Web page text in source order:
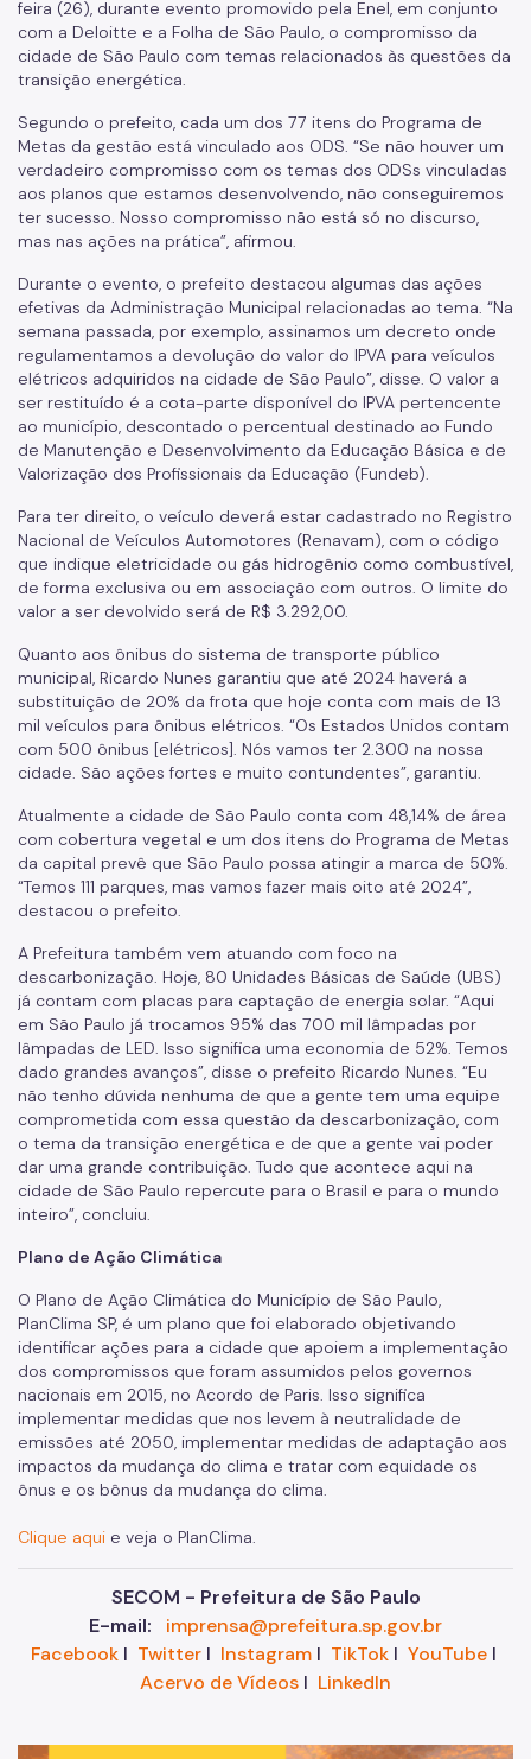
feira (26), durante evento promovido pela Enel, em conjunto
com a Deloitte e a Folha de São Paulo, o compromisso da
cidade de São Paulo com temas relacionados às questões da
transição energética.
Segundo o prefeito, cada um dos 77 itens do Programa de
Metas da gestão está vinculado aos ODS. “Se não houver um
verdadeiro compromisso com os temas dos ODSs vinculadas
aos planos que estamos desenvolvendo, não conseguiremos
ter sucesso. Nosso compromisso não está só no discurso,
mas nas ações na prática”, afirmou.
Durante o evento, o prefeito destacou algumas das ações
efetivas da Administração Municipal relacionadas ao tema. “Na
semana passada, por exemplo, assinamos um decreto onde
regulamentamos a devolução do valor do IPVA para veículos
elétricos adquiridos na cidade de São Paulo”, disse. O valor a
ser restituído é a cota-parte disponível do IPVA pertencente
ao município, descontado o percentual destinado ao Fundo
de Manutenção e Desenvolvimento da Educação Básica e de
Valorização dos Profissionais da Educação (Fundeb).
Para ter direito, o veículo deverá estar cadastrado no Registro
Nacional de Veículos Automotores (Renavam), com o código
que indique eletricidade ou gás hidrogênio como combustível,
de forma exclusiva ou em associação com outros. O limite do
valor a ser devolvido será de R$ 3.292,00.
Quanto aos ônibus do sistema de transporte público
municipal, Ricardo Nunes garantiu que até 2024 haverá a
substituição de 20% da frota que hoje conta com mais de 13
mil veículos para ônibus elétricos. “Os Estados Unidos contam
com 500 ônibus [elétricos]. Nós vamos ter 2.300 na nossa
cidade. São ações fortes e muito contundentes”, garantiu.
Atualmente a cidade de São Paulo conta com 48,14% de área
com cobertura vegetal e um dos itens do Programa de Metas
da capital prevê que São Paulo possa atingir a marca de 50%.
“Temos 111 parques, mas vamos fazer mais oito até 2024”,
destacou o prefeito.
A Prefeitura também vem atuando com foco na
descarbonização. Hoje, 80 Unidades Básicas de Saúde (UBS)
já contam com placas para captação de energia solar. “Aqui
em São Paulo já trocamos 95% das 700 mil lâmpadas por
lâmpadas de LED. Isso significa uma economia de 52%. Temos
dado grandes avanços”, disse o prefeito Ricardo Nunes. “Eu
não tenho dúvida nenhuma de que a gente tem uma equipe
comprometida com essa questão da descarbonização, com
o tema da transição energética e de que a gente vai poder
dar uma grande contribuição. Tudo que acontece aqui na
cidade de São Paulo repercute para o Brasil e para o mundo
inteiro”, concluiu.
Plano de Ação Climática
O Plano de Ação Climática do Município de São Paulo,
PlanClima SP, é um plano que foi elaborado objetivando
identificar ações para a cidade que apoiem a implementação
dos compromissos que foram assumidos pelos governos
nacionais em 2015, no Acordo de Paris. Isso significa
implementar medidas que nos levem à neutralidade de
emissões até 2050, implementar medidas de adaptação aos
impactos da mudança do clima e tratar com equidade os
ônus e os bônus da mudança do clima.
Clique aqui e veja o PlanClima.
SECOM - Prefeitura de São Paulo
E-mail:
imprensa@prefeitura.sp.gov.br
FacebookI TwitterI InstagramI TikTokI YouTubeI
Acervo de Vídeos I LinkedIn